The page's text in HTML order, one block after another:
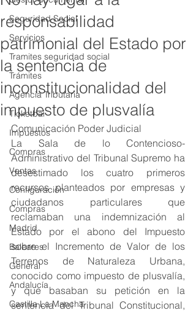
Seguridad Social
Servicios
Tramites seguridad social
Trámites
Agencia Tributaria
Ticketbai
Impuestos
Compras
Ventas
Configuración
Compras
Madrid
Baleares
General
Andalucía
Castilla La Mancha
responsabilidad
patrimonial del Estado por
la sentencia de
inconstitucionalidad del
impuesto de plusvalía
Comunicación Poder Judicial
La Sala de lo Contencioso-
Administrativo del Tribunal Supremo ha
desestimado los cuatro primeros
recursos planteados por empresas y
ciudadanos particulares que
reclamaban una indemnización al
Estado por el abono del Impuesto
sobre el Incremento de Valor de los
Terrenos de Naturaleza Urbana,
conocido como impuesto de plusvalía,
y que basaban su petición en la
sentencia del Tribunal Constitucional,